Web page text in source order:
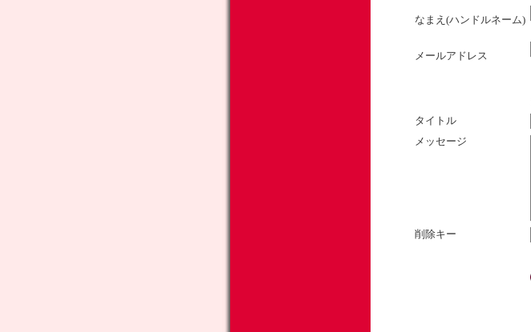
なまえ(ハンドルネーム)
メールアドレス
タイトル
メッセージ
削除キー